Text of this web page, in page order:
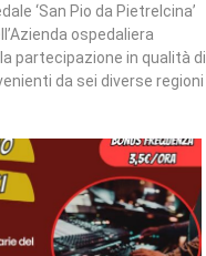
‘San Pio da Pietrelcina’
ospedaliera
partecipazione in qualità di
da sei diverse regioni